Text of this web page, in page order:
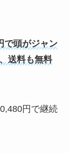
で頭がジャン
送料も無料
円で継続